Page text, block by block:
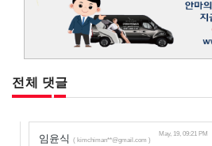
전체 댓글
임윤식 ( kimchiman**@gmail.com )
May, 19, 09:21 PM